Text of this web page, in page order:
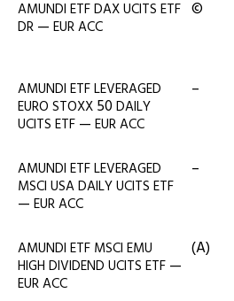
AMUNDI ETFDAXUCITS ETF
DR — EURACC
©
AMUNDI ETFLEVERAGED
EURO STOXX 50 DAILY
UCITS ETF — EURACC
–
AMUNDI ETFLEVERAGED
MSCI USADAILYUCITS ETF
— EURACC
–
AMUNDI ETF MSCI EMU
HIGH DIVIDEND UCITS ETF —
EURACC
(A)